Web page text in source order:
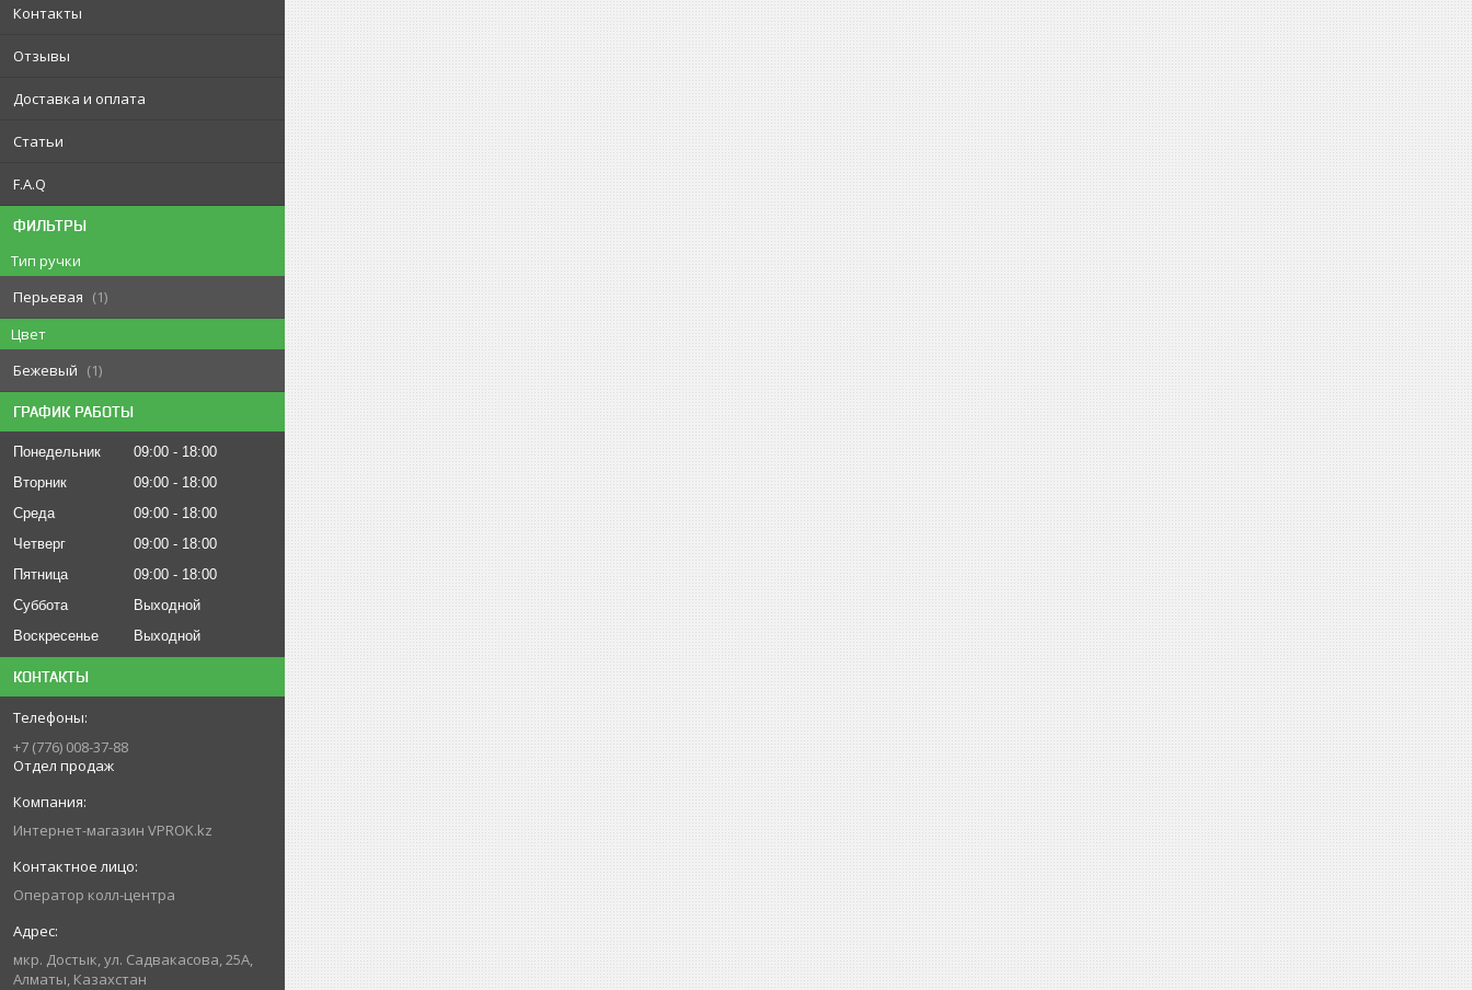
Контакты
Отзывы
Доставка и оплата
Статьи
F.A.Q
ФИЛЬТРЫ
Тип ручки
Перьевая
1
Цвет
Бежевый
1
ГРАФИК РАБОТЫ
Понедельник 09:00
18:00
Вторник
09:00
18:00
Среда
09:00
18:00
Четверг
09:00
18:00
Пятница
09:00
18:00
Суббота
Выходной
Воскресенье
Выходной
КОНТАКТЫ
+7 (776) 008-37-88
Отдел продаж
Интернет-магазин VPROK.kz
Оператор колл-центра
мкр. Достык, ул. Садвакасова, 25А,
Алматы, Казахстан